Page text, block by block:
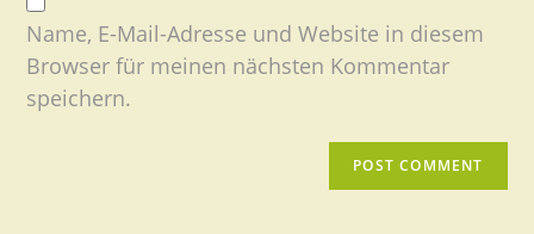
Name, E-Mail-Adresse und Website in diesem
Browser für meinen nächsten Kommentar
speichern.